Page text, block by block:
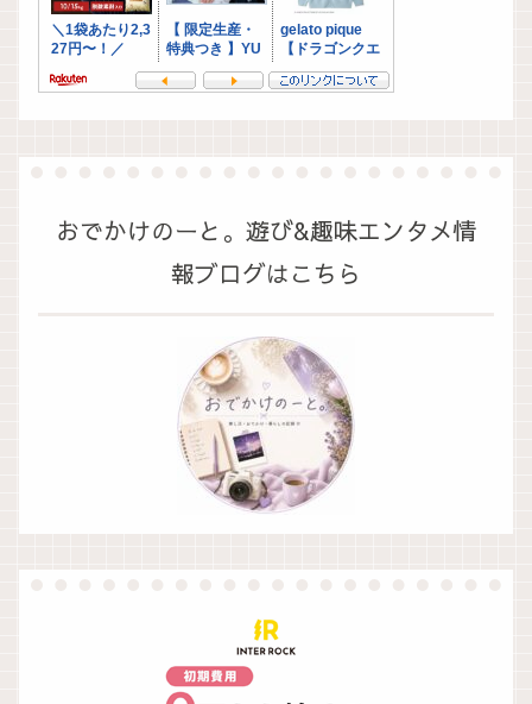
おでかけのーと。遊び&趣味エンタメ情
報ブログはこちら